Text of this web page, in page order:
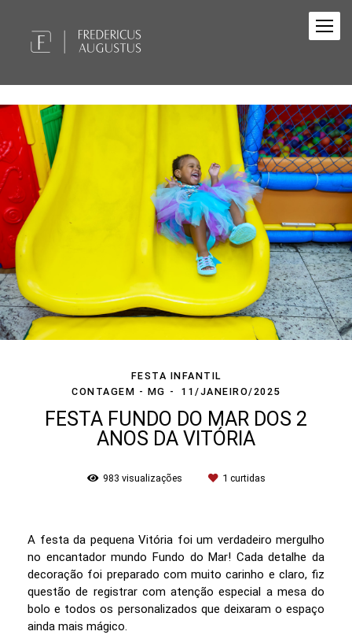
FESTA INFANTIL
CONTAGEM - MG
11/JANEIRO/2025
FESTA FUNDO DO MAR DOS 2
ANOS DA VITÓRIA
983 visualizações 1 curtidas
A festa da pequena Vitória foi um verdadeiro mergulho
no encantador mundo Fundo do Mar! Cada detalhe da
decoração foi preparado com muito carinho e claro, fiz
questão de registrar com atenção especial a mesa do
bolo e todos os personalizados que deixaram o espaço
ainda mais mágico.